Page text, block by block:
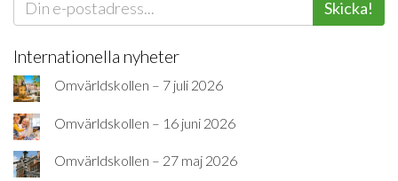
Skicka!
Internationella nyheter
Omvärldskollen – 7 juli 2026
Omvärldskollen – 16 juni 2026
Omvärldskollen – 27 maj 2026